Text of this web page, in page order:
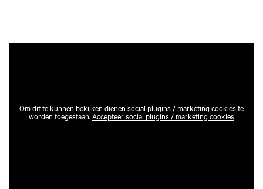
Om dit te kunnen bekijken dienen social plugins / marketing cookies te
worden toegestaan.Accepteer social plugins / marketing cookies